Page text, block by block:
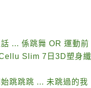
... 係跳舞 OR 運動前
Slim 7日3D塑身
跳跳跳 ... 未跳過的我